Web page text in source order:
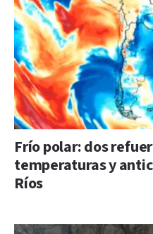
Frío polar: dos
temperaturas y
Ríos